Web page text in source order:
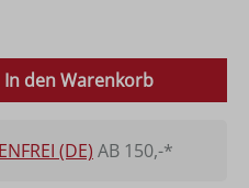
den gewünschten
In den Warenkorb
(DE) AB 150,-*